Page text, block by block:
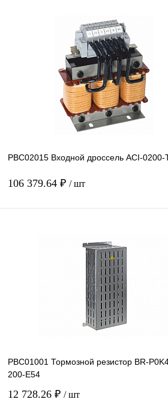
PBC02015 Входной дроссель ACI-0200-
106 379.64 ₽ / шт
Сравнение
Под заказ
PBC01001 Тормозной резистор BR-
200-E54
12 728.26 ₽ / шт